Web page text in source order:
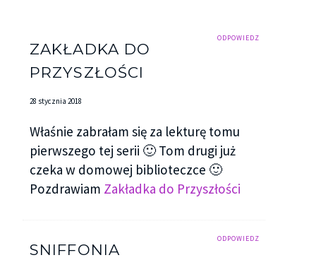
ODPOWIEDZ
ZAKŁADKA DO
PRZYSZŁOŚCI
28 stycznia 2018
Właśnie zabrałam się za lekturę tomu
pierwszego tej serii 🙂 Tom drugi już
czeka w domowej biblioteczce 🙂
Pozdrawiam Zakładka do Przyszłości
ODPOWIEDZ
SNIFFONIA